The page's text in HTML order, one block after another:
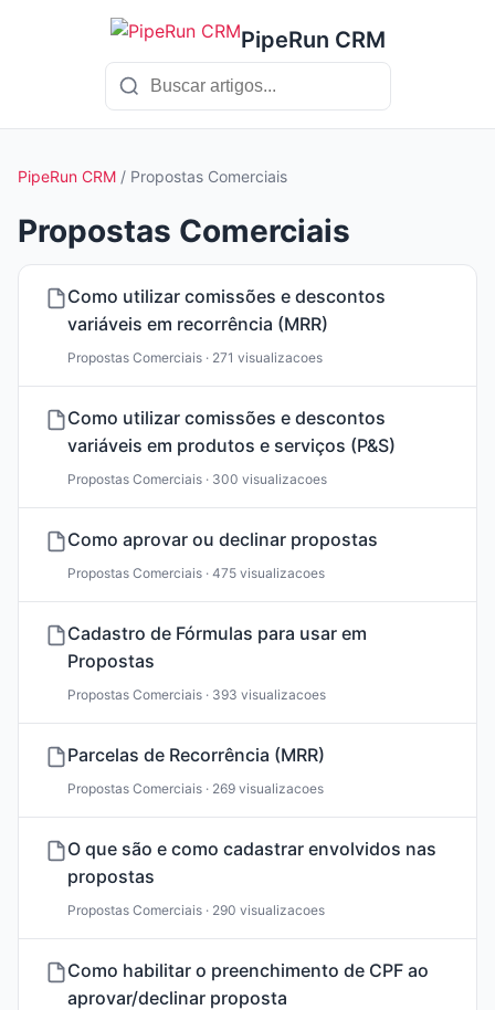
PipeRun CRM
PipeRun CRM / Propostas Comerciais
Propostas Comerciais
Como utilizar comissões e descontos
variáveis em recorrência (MRR)
Propostas Comerciais · 271 visualizacoes
Como utilizar comissões e descontos
variáveis em produtos e serviços (P&S)
Propostas Comerciais · 300 visualizacoes
Como aprovar ou declinar propostas
Propostas Comerciais · 475 visualizacoes
Cadastro de Fórmulas para usar em
Propostas
Propostas Comerciais · 393 visualizacoes
Parcelas de Recorrência (MRR)
Propostas Comerciais · 269 visualizacoes
O que são e como cadastrar envolvidos nas
propostas
Propostas Comerciais · 290 visualizacoes
Como habilitar o preenchimento de CPF ao
aprovar/declinar proposta